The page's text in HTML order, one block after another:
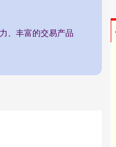
、丰富的交易产品